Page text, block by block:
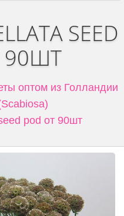
SEED
90ШТ
оптом из Голландии
pod от 90шт